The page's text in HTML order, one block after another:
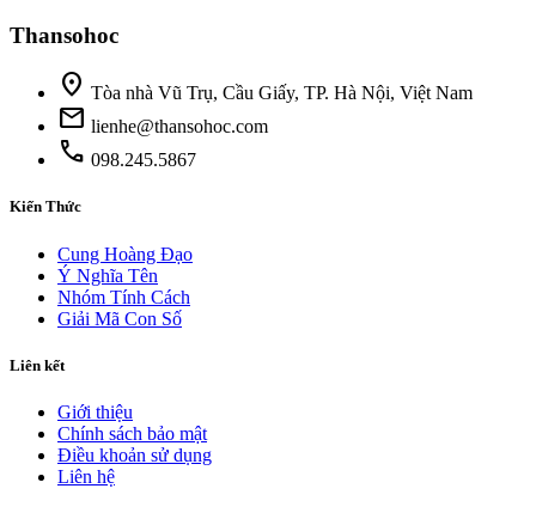
Thansohoc
location_on Tòa nhà Vũ Trụ, Cầu Giấy, TP. Hà Nội, Việt Nam
mail lienhe@thansohoc.com
phone 098.245.5867
Kiến Thức
Cung Hoàng Đạo
Ý Nghĩa Tên
Nhóm Tính Cách
Giải Mã Con Số
Liên kết
Giới thiệu
Chính sách bảo mật
Điều khoản sử dụng
Liên hệ